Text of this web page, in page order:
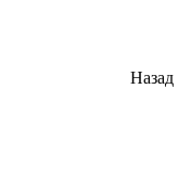
Назад